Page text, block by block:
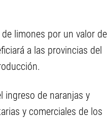
limones por un valor de
a las provincias del
ingreso de naranjas y
y comerciales de los